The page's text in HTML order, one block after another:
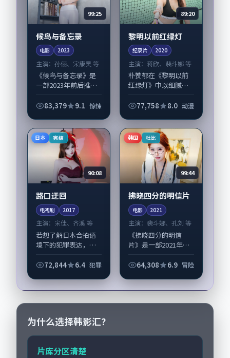
99:25
候鸟与备忘录
电影 2023
主演： 孙俪、宋康昊 等
《候鸟与备忘录》是
一部2023年前后推出
枝裕和执导，孙俪、
要戏份。故事围绕当
代都市中的抉择...
83,379 9.1 惊悚
89:20
黎明以前红绿灯
纪录片 2020
主演： 蒋欣、裴斗娜 等
朴赞郁在《黎明以前
红绿灯》中以细腻场
力，蒋欣、裴斗娜领
在日本完成制作协
同，2020-12-0...
77,758 8.0 动漫
日本 完结
90:08
路口迂回
电视剧 2017
主演： 宋佳、齐溪 等
若想了解日本合拍语
境下的犯罪表达，
注：剧情侧重人物动
合，宋佳、齐溪与配
角群戏并重。影片
2017年面世后在影迷
72,844 6.4 犯罪
韩国 杜比
99:44
拂晓四分的明信片
电影 2021
主演： 裴斗娜、孔刘 等
《拂晓四分的明信
片》是一部2021年前
影，由黑泽清执导，
汐、桂纶镁等演员亦
参与重要戏份。故事
围绕当代都市中的抉...
64,308 6.9 冒险
为什么选择韩影汇？
片库分区清楚